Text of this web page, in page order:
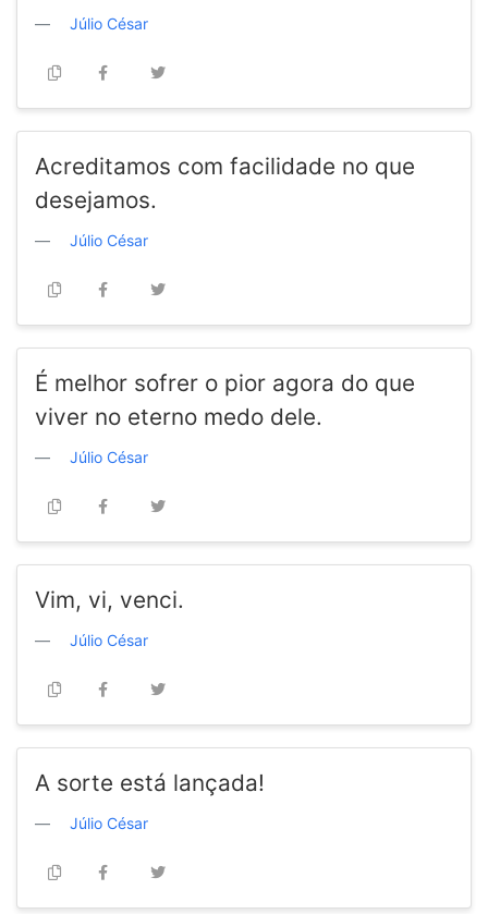
Júlio César
Acreditamos com facilidade no que
desejamos.
Júlio César
É melhor sofrer o pior agora do que
viver no eterno medo dele.
Júlio César
Vim, vi, venci.
Júlio César
A sorte está lançada!
Júlio César